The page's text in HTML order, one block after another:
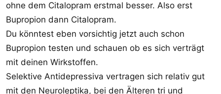
ohne dem Citalopram erstmal besser. Also erst
Bupropion dann Citalopram.
Du könntest eben vorsichtig jetzt auch schon
Bupropion testen und schauen ob es sich verträgt
mit deinen Wirkstoffen.
Selektive Antidepressiva vertragen sich relativ gut
mit den Neuroleptika, bei den Älteren tri und